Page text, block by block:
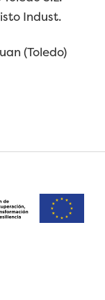
Indust.
(Toledo)